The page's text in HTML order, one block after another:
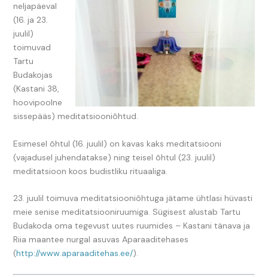
neljapäeval
(16. ja 23.
juulil)
toimuvad
Tartu
Budakojas
(Kastani 38,
hoovipoolne
sissepääs) meditatsiooniõhtud.
Esimesel õhtul (16. juulil) on kavas kaks meditatsiooni
(vajadusel juhendatakse) ning teisel õhtul (23. juulil)
meditatsioon koos budistliku rituaaliga.
23. juulil toimuva meditatsiooniõhtuga jätame ühtlasi hüvasti
meie senise meditatsiooniruumiga. Sügisest alustab Tartu
Budakoda oma tegevust uutes ruumides – Kastani tänava ja
Riia maantee nurgal asuvas Aparaaditehases
(http://www.aparaaditehas.ee/).